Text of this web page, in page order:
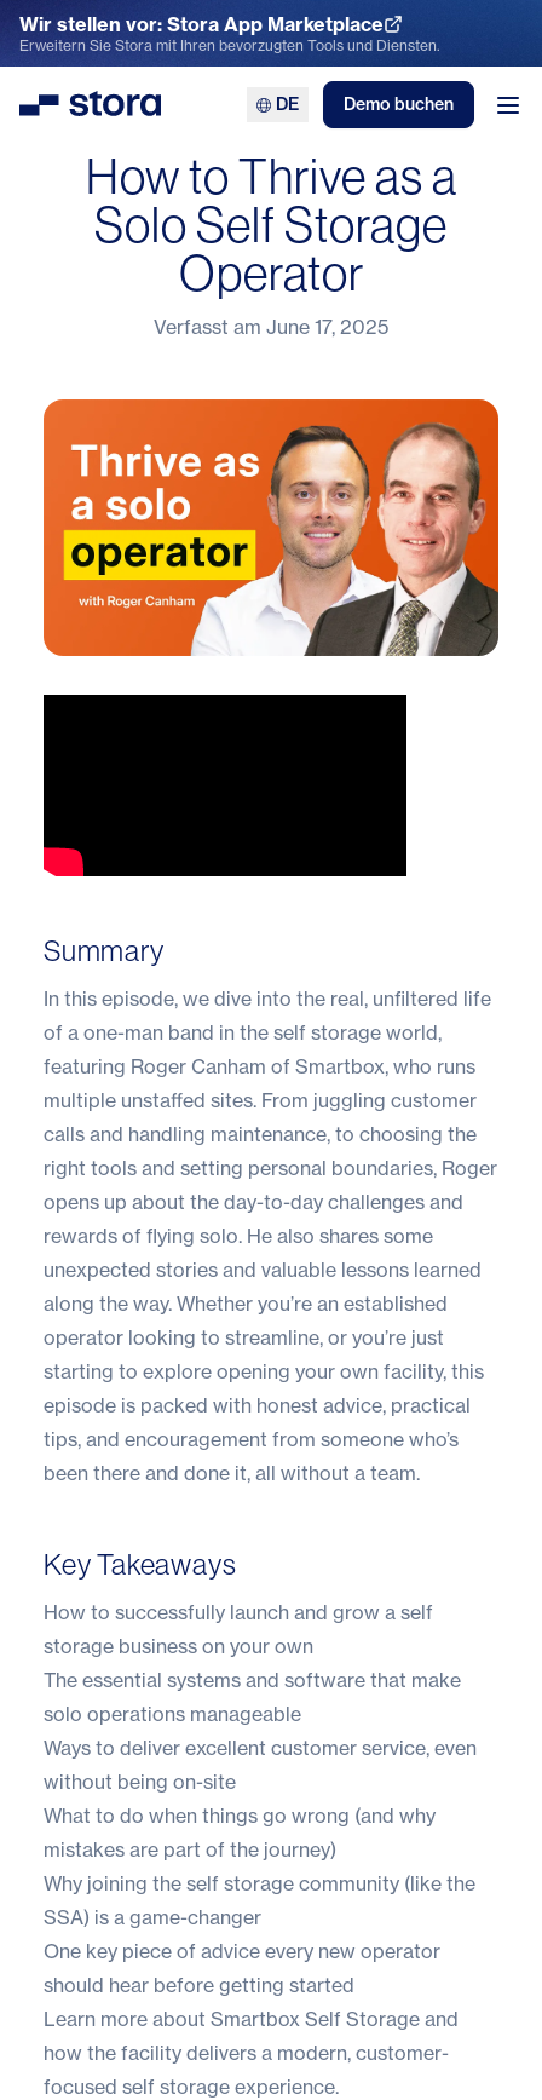
Wir stellen vor: Stora App Marketplace
App Marketplace entdecken
Erweitern Sie Stora mit Ihren bevorzugten Tools und Diensten.
Stora DE Demo buchen
How to Thrive as a
Solo Self Storage
Operator
Verfasst am June 17, 2025
Summary
In this episode, we dive into the real, unfiltered life
of a one-man band in the self storage world,
featuring Roger Canham of Smartbox, who runs
multiple unstaffed sites. From juggling customer
calls and handling maintenance, to choosing the
right tools and setting personal boundaries, Roger
opens up about the day-to-day challenges and
rewards of flying solo. He also shares some
unexpected stories and valuable lessons learned
along the way. Whether you’re an established
operator looking to streamline, or you’re just
starting to explore opening your own facility, this
episode is packed with honest advice, practical
tips, and encouragement from someone who’s
been there and done it, all without a team.
Key Takeaways
How to successfully launch and grow a self
storage business on your own
The essential systems and software that make
solo operations manageable
Ways to deliver excellent customer service, even
without being on-site
What to do when things go wrong (and why
mistakes are part of the journey)
Why joining the self storage community (like the
SSA) is a game-changer
One key piece of advice every new operator
should hear before getting started
Learn more about Smartbox Self Storage and
how the facility delivers a modern, customer-
focused self storage experience.